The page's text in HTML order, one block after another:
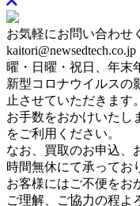
お気軽にお問い合わせ
kaitori@newsedtech.co.jp
曜・日曜・祝日、年末
新型コロナウイルスの
止させていただきます。
お手数をおかけいたし
をご利用ください。
なお、買取のお申込、
時間無休にて承ってお
お客様にはご不便をお
ご理解、ご協力の程よ